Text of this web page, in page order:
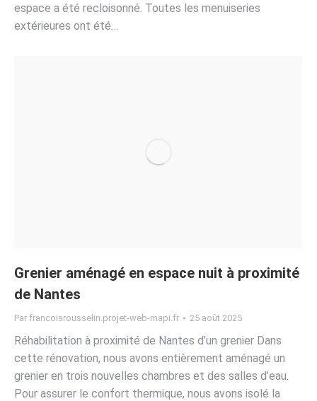
espace a été recloisonné. Toutes les menuiseries
extérieures ont été…
Grenier aménagé en espace nuit à proximité
de Nantes
Par francoisrousselin.projet-web-mapi.fr 25 août 2025
Réhabilitation à proximité de Nantes d’un grenier Dans
cette rénovation, nous avons entièrement aménagé un
grenier en trois nouvelles chambres et des salles d’eau.
Pour assurer le confort thermique, nous avons isolé la